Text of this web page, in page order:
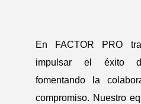
En FACTOR PRO
impulsar el éxito
fomentando la
compromiso. Nuestro